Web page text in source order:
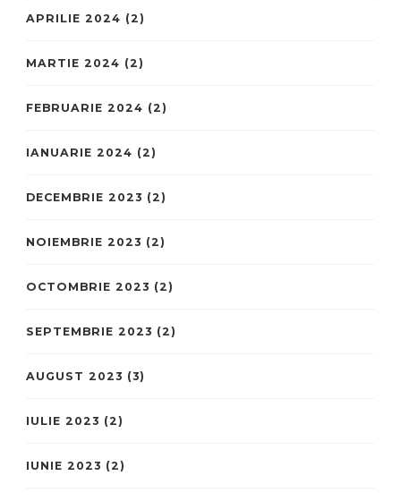
APRILIE 2024 (2)
MARTIE 2024 (2)
FEBRUARIE 2024 (2)
IANUARIE 2024 (2)
DECEMBRIE 2023 (2)
NOIEMBRIE 2023 (2)
OCTOMBRIE 2023 (2)
SEPTEMBRIE 2023 (2)
AUGUST 2023 (3)
IULIE 2023 (2)
IUNIE 2023 (2)